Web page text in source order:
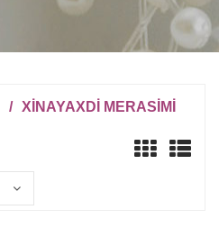
/ XINAYAXDI MERASIMI